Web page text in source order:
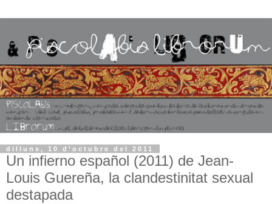
dilluns, 10 d’octubre del 2011
Un infierno español (2011) de Jean-
Louis Guereña, la clandestinitat sexual
destapada